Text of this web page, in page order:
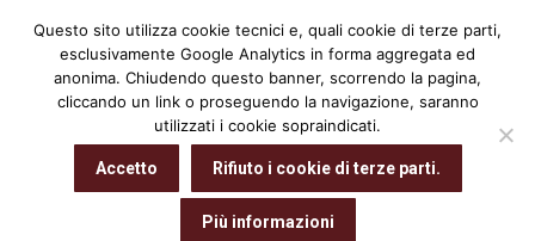
Cerca:
Archivio giornaliero:17 Maggio 2018
Tu sei qui:
Home 2018 Maggio 17
Questo sito utilizza cookie tecnici e, quali cookie di terze parti,
esclusivamente Google Analytics in forma aggregata ed
anonima. Chiudendo questo banner, scorrendo la pagina,
cliccando un link o proseguendo la navigazione, saranno
utilizzati i cookie sopraindicati.
Accetto Rifiuto i cookie di terze parti.
Più informazioni